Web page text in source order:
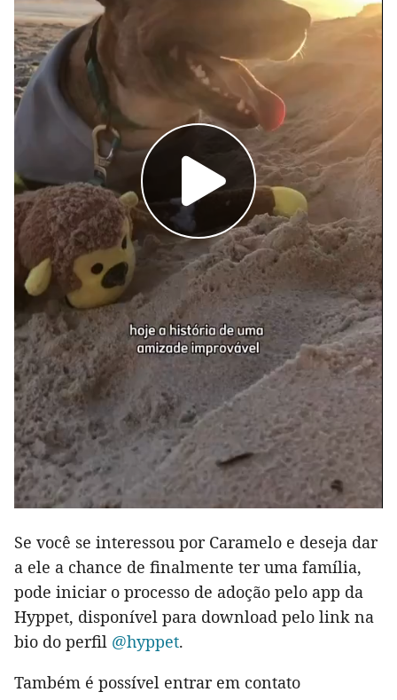
Se você se interessou por Caramelo e deseja dar
a ele a chance de finalmente ter uma família,
pode iniciar o processo de adoção pelo app da
Hyppet, disponível para download pelo link na
bio do perfil @hyppet.
Também é possível entrar em contato